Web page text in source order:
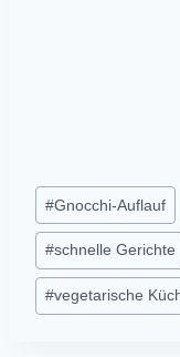
Post
Tags:
#Gnocchi-Auflauf
#schnelle Gerichte
#vegetarische